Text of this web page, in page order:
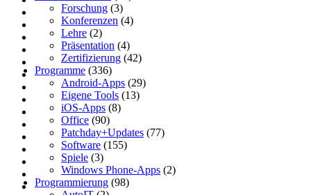
Forschung (3)
Konferenzen (4)
Lehre (2)
Präsentation (4)
Zertifizierung (42)
Programme (336)
Android-Apps (29)
Eigene Tools (13)
iOS-Apps (8)
Office (90)
Patchday+Updates (77)
Software (155)
Spiele (3)
Windows Phone-Apps (2)
Programmierung (98)